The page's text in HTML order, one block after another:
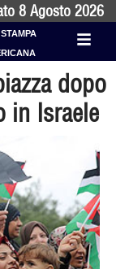
8 Agosto 2026
dopo
in Israele